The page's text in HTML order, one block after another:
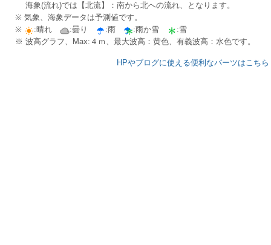
海象(流れ)では【北流】：南から北への流れ、となります。
※ 気象、海象データは予測値です。
※
:晴れ :曇り :雨 :雨か雪
:雪
※ 波高グラフ、Max:４ｍ、最大波高：黄色、有義波高：水色です。
HPやブログに使える便利なパーツはこちら